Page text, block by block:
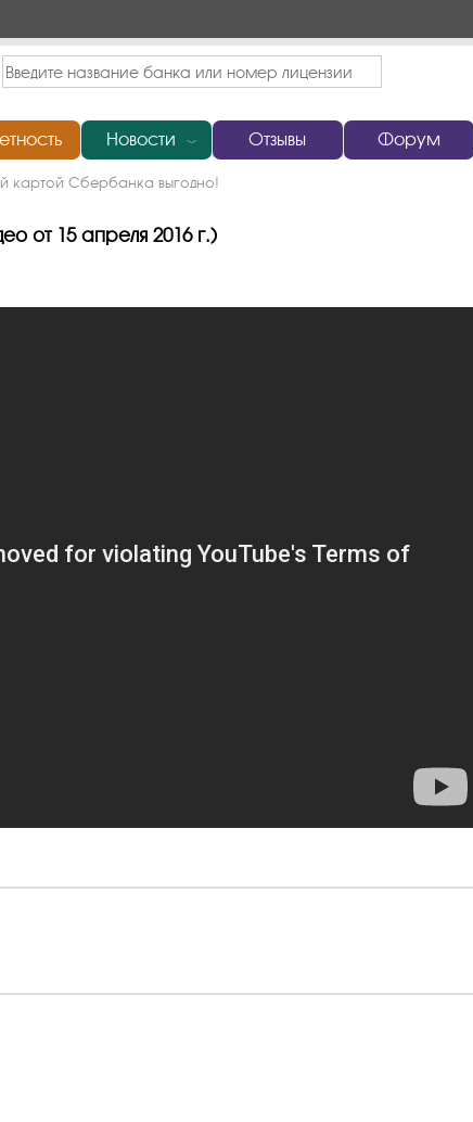
Новости ﹀ Отзывы Форум
картой Сбербанка выгодно!
от 15 апреля 2016 г.)